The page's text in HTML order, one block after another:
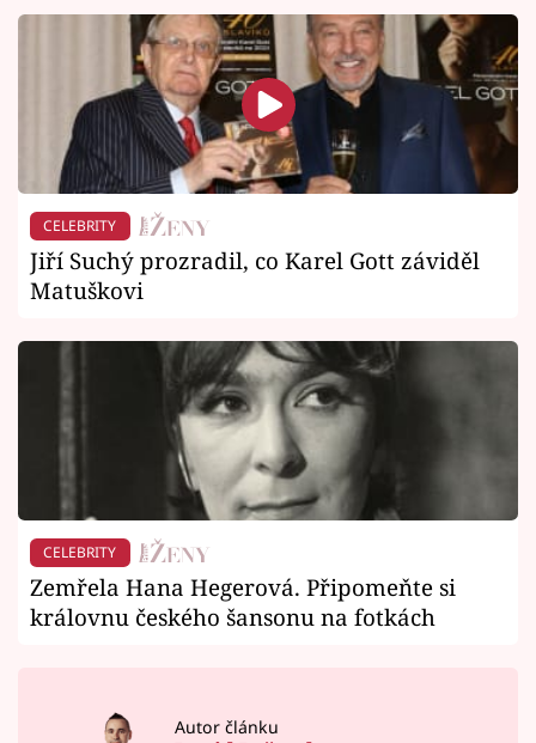
CELEBRITY
Jiří Suchý prozradil, co Karel Gott záviděl
Matuškovi
CELEBRITY
Zemřela Hana Hegerová. Připomeňte si
královnu českého šansonu na fotkách
Autor článku